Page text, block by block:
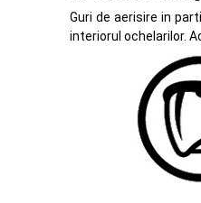
Guri de aerisire in
interiorul ochelarilor.